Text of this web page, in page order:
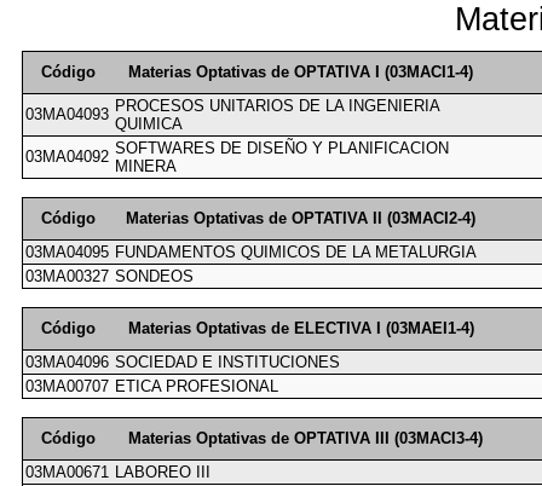
Código Materias Optativas de OPTATIVA I (03MACI1-4)
03MA04093 PROCESOS UNITARIOS DE LA INGENIERIA
QUIMICA
03MA04092 SOFTWARES DE DISEÑO Y PLANIFICACION
MINERA
Código
Materias Optativas de OPTATIVA II (03MACI2-4)
03MA04095 FUNDAMENTOS QUIMICOS DE LA METALURGIA
03MA00327 SONDEOS
Código
Materias Optativas de ELECTIVA I (03MAEI1-4)
03MA04096 SOCIEDAD E INSTITUCIONES
03MA00707 ETICA PROFESIONAL
Código
Materias Optativas de OPTATIVA III (03MACI3-4)
03MA00671 LABOREO III